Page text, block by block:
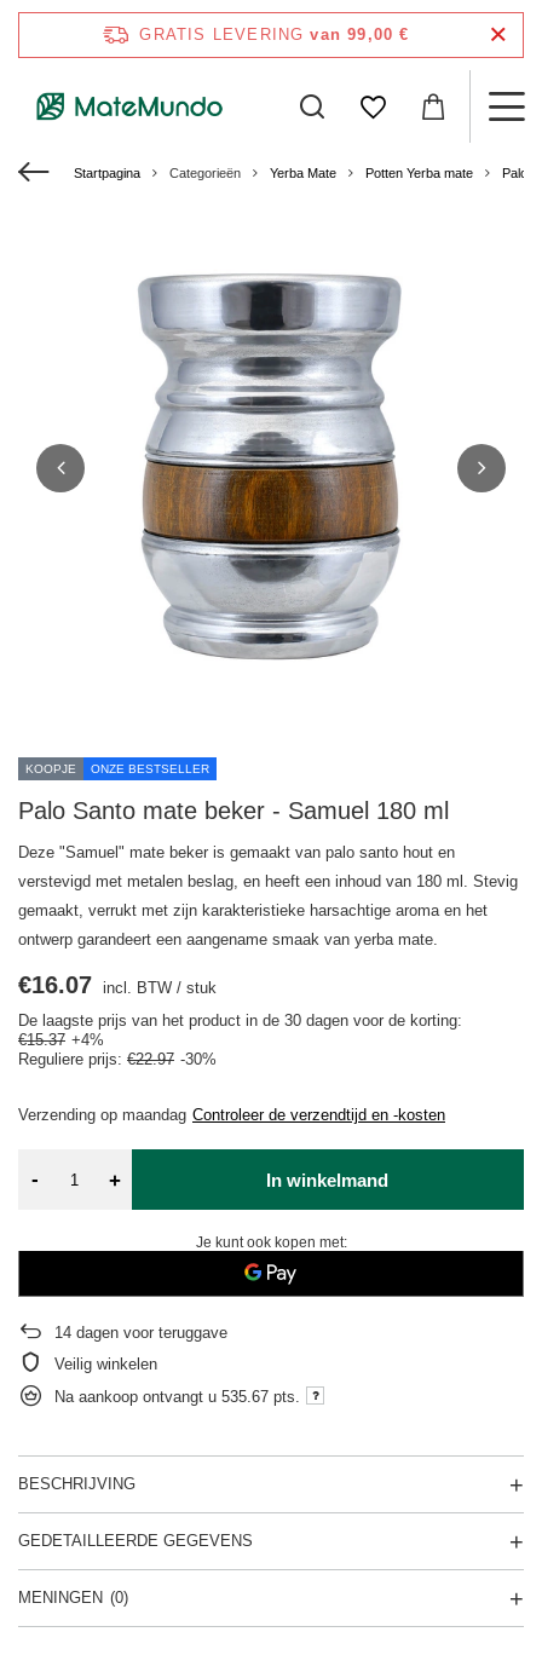
GRATIS LEVERING van 99,00 €
Startpagina Categorieën Yerba Mate Potten Yerba mate Palo
KOOPJE ONZE BESTSELLER
Palo Santo mate beker - Samuel 180 ml
Deze "Samuel" mate beker is gemaakt van palo santo hout en
verstevigd met metalen beslag, en heeft een inhoud van 180 ml. Stevig
gemaakt, verrukt met zijn karakteristieke harsachtige aroma en het
ontwerp garandeert een aangename smaak van yerba mate.
Verzending op maandag Controleer de verzendtijd en -kosten
€16.07 incl. BTW / stuk
De laagste prijs van het product in de 30 dagen voor de korting:
€15.37 +4%
Reguliere prijs: €22.97 -30%
- + In winkelmand
Je kunt ook kopen met:
14 dagen voor teruggave
Veilig winkelen
Na aankoop ontvangt u 535.67 pts.
BESCHRIJVING
GEDETAILLEERDE GEGEVENS
MENINGEN (0)